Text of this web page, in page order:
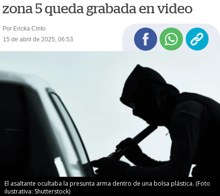
zona 5 queda grabada en video
Por Ericka Cinto
15 de abril de 2025, 06:53
El asaltante ocultaba la presunta arma dentro de una bolsa plástica. (Foto
ilustrativa: Shutterstock)